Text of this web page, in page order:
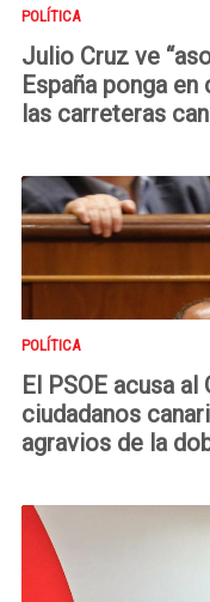
POLÍTICA
Julio Cruz ve
España ponga
las carreteras
POLÍTICA
El PSOE acusa
ciudadanos
agravios de la